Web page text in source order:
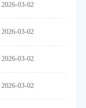
2026-03-02
2026-03-02
2026-03-02
2026-03-02